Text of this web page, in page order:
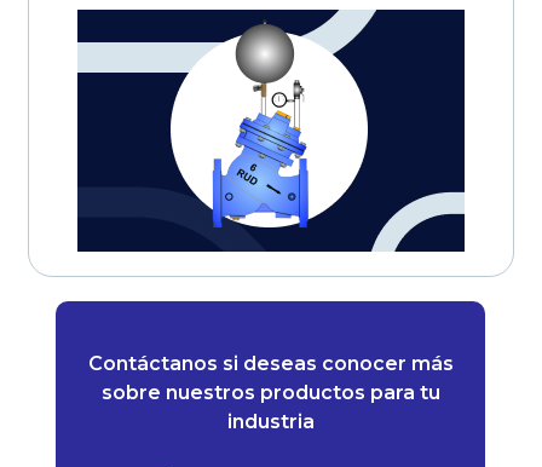
Contáctanos si deseas conocer más
sobre nuestros productos para tu
industria